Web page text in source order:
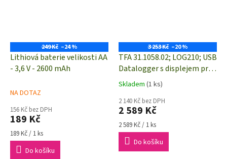
249 Kč –24 %
Lithiová baterie velikosti AA
- 3,6 V - 2600 mAh
NA DOTAZ
156 Kč bez DPH
189 Kč
Měrná
cena:
189 Kč / 1 ks
Do košíku
3 253 Kč –20 %
TFA 31.1058.02; LOG210; USB
Datalogger s displejem pro
měření teploty, vlhkosti,
PDF výstup
Průměrné
hodnocení
produktu
je
5,0
z
hvězdiček.
Skladem (1 ks)
2 140 Kč bez DPH
2 589 Kč
Měrná
cena:
2 589 Kč / 1 ks
Do košíku